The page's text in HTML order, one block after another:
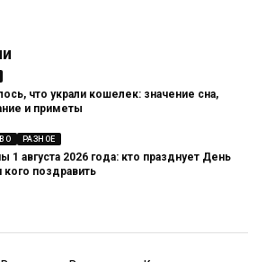
что украли кошелек: значение сна,
и приметы
РАЗНОЕ
1 августа 2026 года: кто празднует День
кого поздравить